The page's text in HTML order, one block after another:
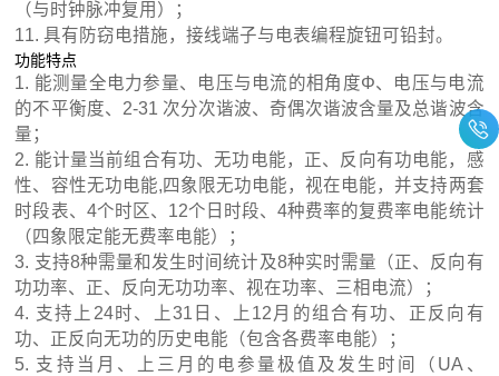
（与时钟脉冲复用）；
11. 具有防窃电措施，接线端子与电表编程旋钮可铅封。
功能特点
1. 能测量全电力参量、电压与电流的相角度Φ、电压与电流
的不平衡度、2-31 次分次谐波、奇偶次谐波含量及总谐波含
量；
2. 能计量当前组合有功、无功电能，正、反向有功电能，感
性、容性无功电能,四象限无功电能，视在电能，并支持两套
时段表、4个时区、12个日时段、4种费率的复费率电能统计
（四象限定能无费率电能）；
3. 支持8种需量和发生时间统计及8种实时需量（正、反向有
功功率、正、反向无功功率、视在功率、三相电流）；
4. 支持上24时、上31日、上12月的组合有功、正反向有
功、正反向无功的历史电能（包含各费率电能）；
5. 支持当月、上三月的电参量极值及发生时间（UA、